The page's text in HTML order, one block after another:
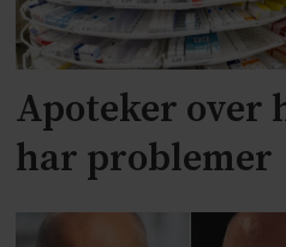
Apoteker over
har problemer